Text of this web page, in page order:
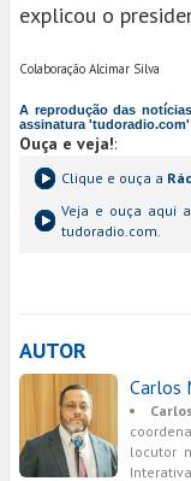
explicou o
Colaboração Alcimar Silva
A reprodução das
assinatura 'tudoradio.com'
Ouça e veja!:
Clique e ouça a
Veja e ouça aqui
tudoradio.com.
AUTOR
Carlos
locutor